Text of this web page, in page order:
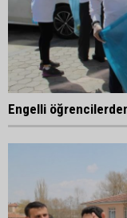
Engelli